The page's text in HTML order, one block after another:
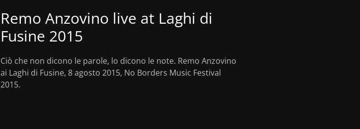
Remo Anzovino live at Laghi di
Fusine 2015
Ciò che non dicono le parole, lo dicono le note. Remo Anzovino
ai Laghi di Fusine, 8 agosto 2015, No Borders Music Festival
2015.